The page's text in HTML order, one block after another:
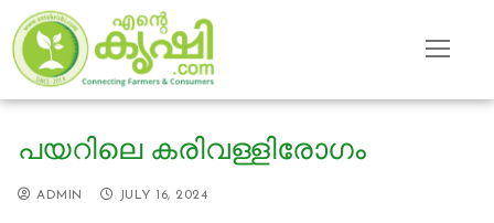
Skip
to
content
പയറിലെ കരിവള്ളിരോഗം
ADMIN JULY 16, 2024